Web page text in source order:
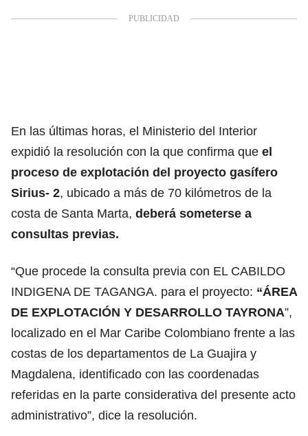
En las últimas horas, el Ministerio del Interior
expidió la resolución con la que confirma que el
proceso de explotación del proyecto gasífero
Sirius- 2, ubicado a más de 70 kilómetros de la
costa de Santa Marta, deberá someterse a
consultas previas.
“Que procede la consulta previa con EL CABILDO
INDIGENA DE TAGANGA. para el proyecto: “ÁREA
DE EXPLOTACIÓN Y DESARROLLO TAYRONA”,
localizado en el Mar Caribe Colombiano frente a las
costas de los departamentos de La Guajira y
Magdalena, identificado con las coordenadas
referidas en la parte considerativa del presente acto
administrativo”, dice la resolución.